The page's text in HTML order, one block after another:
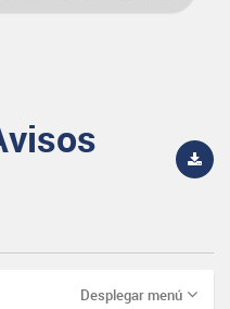
Desplegar menú